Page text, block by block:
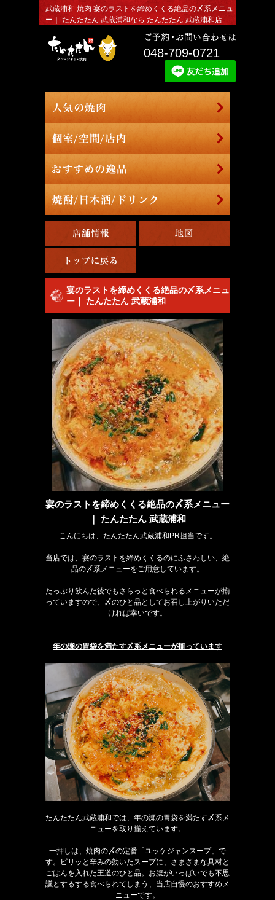
武蔵浦和 焼肉 宴のラストを締めくくる絶品の〆系メニュ
ー｜ たんたたん 武蔵浦和なら たんたたん 武蔵浦和店
048-709-0721
宴のラストを締めくくる絶品の〆系メニュ
ー｜ たんたたん 武蔵浦和
宴のラストを締めくくる絶品の〆系メニュー
｜ たんたたん 武蔵浦和
こんにちは、たんたたん武蔵浦和PR担当です。
当店では、宴のラストを締めくくるのにふさわしい、絶
品の〆系メニューをご用意しています。
たっぷり飲んだ後でもさらっと食べられるメニューが揃
っていますので、〆のひと品としてお召し上がりいただ
ければ幸いです。
年の瀬の胃袋を満たす〆系メニューが揃っています
たんたたん武蔵浦和では、年の瀬の胃袋を満たす〆系メ
ニューを取り揃えています。
一押しは、焼肉の〆の定番「ユッケジャンスープ」で
す。ピリッと辛みの効いたスープに、さまざまな具材と
ごはんを入れた王道のひと品。お腹がいっぱいでも不思
議とするする食べられてしまう、当店自慢のおすすめメ
ニューです。